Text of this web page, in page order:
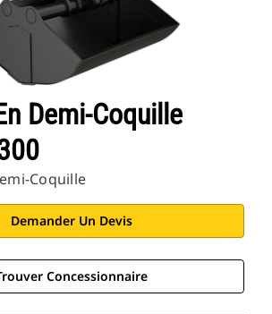
Demi-Coquille
Coquille
Demander Un Devis
Concessionnaire